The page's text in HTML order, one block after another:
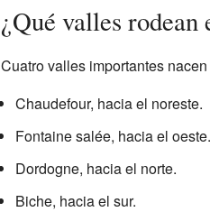
¿Qué valles rodean
Cuatro valles importantes
Chaudefour, hacia el noreste.
Fontaine salée, hacia el oeste.
Dordogne, hacia el norte.
Biche, hacia el sur.